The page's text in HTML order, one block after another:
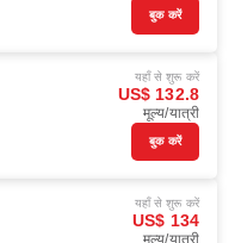
बुक करें
यहाँ से शुरू करें
US$ 132.8
मूल्य/यात्री
बुक करें
यहाँ से शुरू करें
US$ 134
मूल्य/यात्री